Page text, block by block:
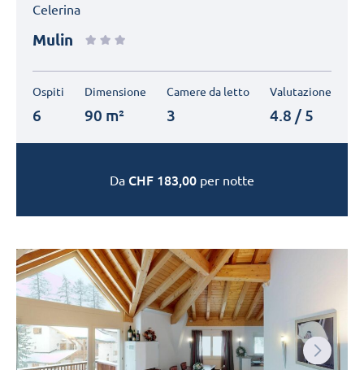
Celerina
Mulin
Ospiti
6
Dimensione
90 m²
Camere da letto
3
Valutazione
4.8 / 5
Da CHF 183,00 per notte